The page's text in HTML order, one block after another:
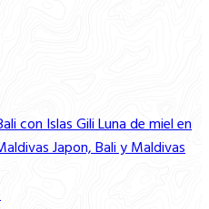
con Islas GiliLuna de miel en
Japon, Bali y Maldivas